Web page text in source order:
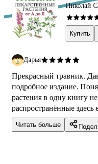
Николай
Купить
Дарья
Прекрасный травник.
подробное издание.
растения в одну книгу
распространённые здесь
навигация по книге,
Читать больше